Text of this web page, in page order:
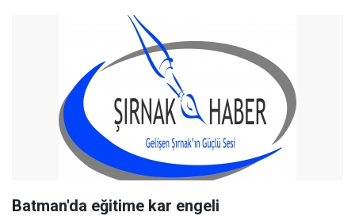
Batman'da eğitime kar engeli